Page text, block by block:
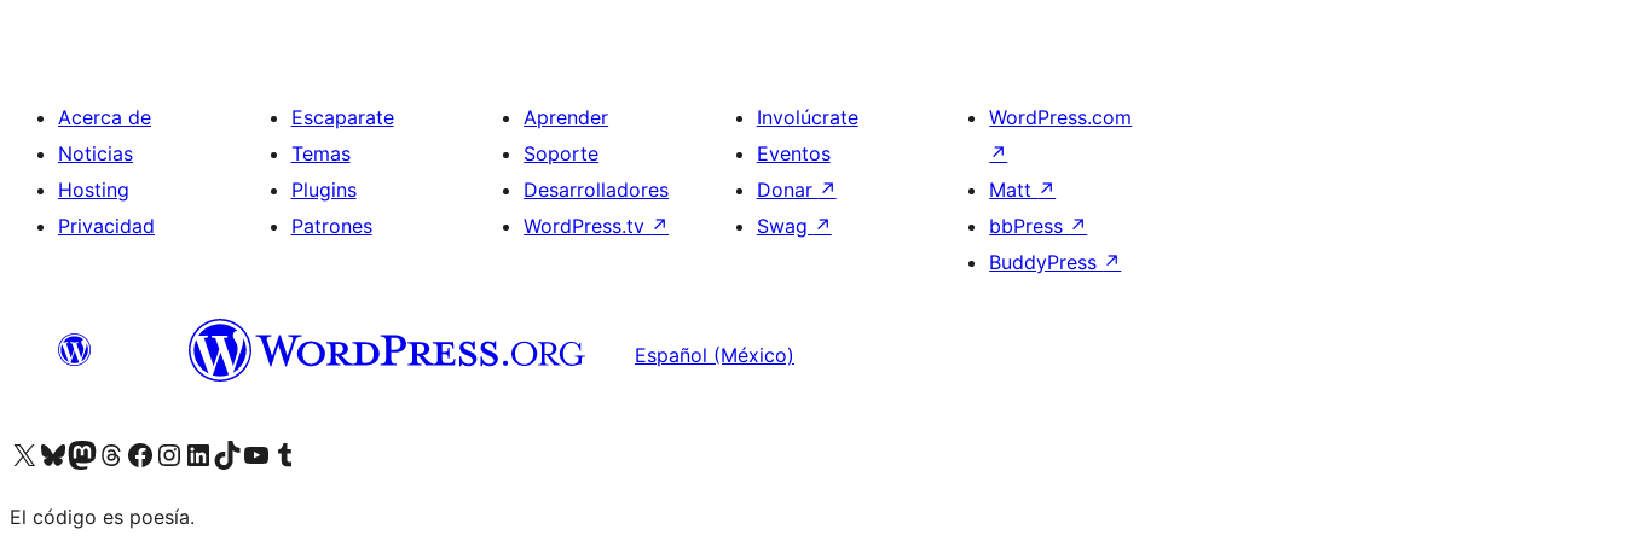
Acerca de
Noticias
Hosting
Privacidad
Escaparate
Temas
Plugins
Patrones
Aprender
Soporte
Desarrolladores
WordPress.tv ↗
Involúcrate
Eventos
Donar ↗
Swag ↗
WordPress.com
↗
Matt ↗
bbPress ↗
BuddyPress ↗
Español (México)
Visita nuestra cuenta de X (anteriormente Twitter)
Visita nuestra cuenta de Bluesky
Visita nuestra cuenta de Mastodon
Visita nuestra cuenta de Threads
Visita nuestra página de Facebook
Visita nuestra cuenta de Instagram
Visita nuestra cuenta de LinkedIn
Visita nuestra cuenta de TikTok
Visita nuestro canal de YouTube
Visita nuestra cuenta de Tumblr
El código es poesía.